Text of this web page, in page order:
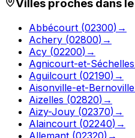
Villes proches dans le
Abbécourt (02300) →
Achery (02800) →
Acy (02200) →
Agnicourt-et-Séchelles
Aguilcourt (02190) →
Aisonville-et-Bernoville
Aizelles (02820) →
Aizy-Jouy (02370) →
Alaincourt (02240) →
Allemant (02320) →